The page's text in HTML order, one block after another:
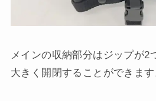
メインの収納部分はジップが2
大きく開閉することができます